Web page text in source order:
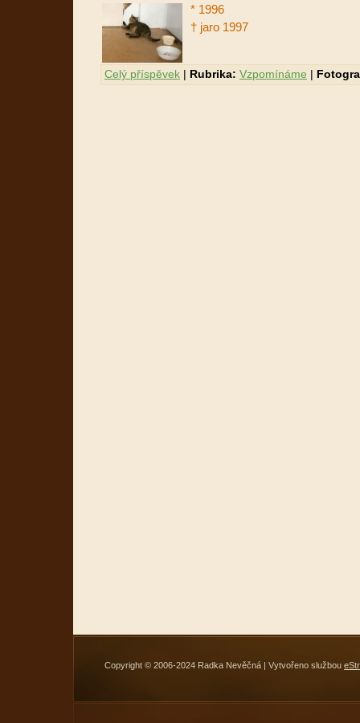
* 1996
† jaro 1997
Celý příspěvek Rubrika: Vzpomínáme
Copyright © 2006-2024 Radka Nevěčná | Vytvořeno službou